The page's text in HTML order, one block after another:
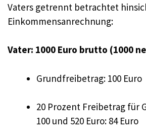
Vaters getrennt betrachtet
Einkommensanrechnung:
Vater: 1000 Euro brutto (1000
Grundfreibetrag: 100 Euro
20 Prozent Freibetrag für
100 und 520 Euro: 84 Euro